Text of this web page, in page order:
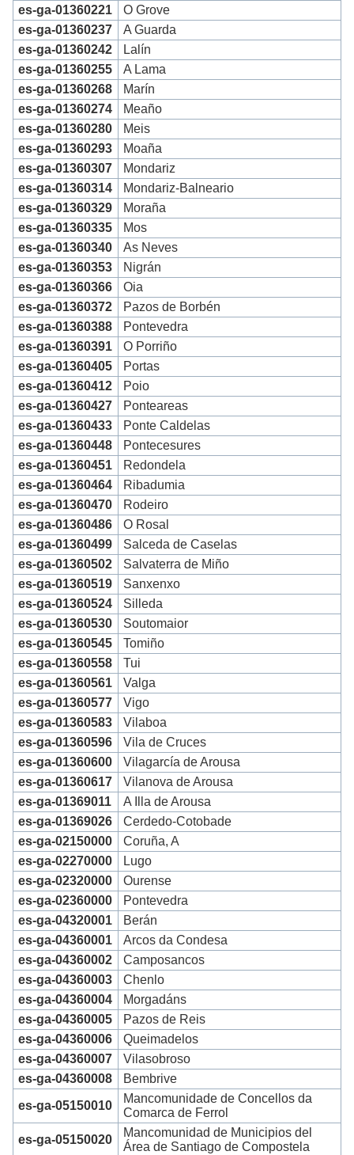
es-ga-01360221
O Grove
es-ga-01360237
A Guarda
es-ga-01360242
Lalín
es-ga-01360255
A Lama
es-ga-01360268
Marín
es-ga-01360274
Meaño
es-ga-01360280
Meis
es-ga-01360293
Moaña
es-ga-01360307
Mondariz
es-ga-01360314
Mondariz-Balneario
es-ga-01360329
Moraña
es-ga-01360335
Mos
es-ga-01360340
As Neves
es-ga-01360353
Nigrán
es-ga-01360366
Oia
es-ga-01360372
Pazos de Borbén
es-ga-01360388
Pontevedra
es-ga-01360391
O Porriño
es-ga-01360405
Portas
es-ga-01360412
Poio
es-ga-01360427
Ponteareas
es-ga-01360433
Ponte Caldelas
es-ga-01360448
Pontecesures
es-ga-01360451
Redondela
es-ga-01360464
Ribadumia
es-ga-01360470
Rodeiro
es-ga-01360486
O Rosal
es-ga-01360499
Salceda de Caselas
es-ga-01360502
Salvaterra de Miño
es-ga-01360519
Sanxenxo
es-ga-01360524
Silleda
es-ga-01360530
Soutomaior
es-ga-01360545
Tomiño
es-ga-01360558
Tui
es-ga-01360561
Valga
es-ga-01360577
Vigo
es-ga-01360583
Vilaboa
es-ga-01360596
Vila de Cruces
es-ga-01360600
Vilagarcía de Arousa
es-ga-01360617
Vilanova de Arousa
es-ga-01369011
A Illa de Arousa
es-ga-01369026
Cerdedo-Cotobade
es-ga-02150000
Coruña, A
es-ga-02270000
Lugo
es-ga-02320000
Ourense
es-ga-02360000
Pontevedra
es-ga-04320001
Berán
es-ga-04360001
Arcos da Condesa
es-ga-04360002
Camposancos
es-ga-04360003
Chenlo
es-ga-04360004
Morgadáns
es-ga-04360005
Pazos de Reis
es-ga-04360006
Queimadelos
es-ga-04360007
Vilasobroso
es-ga-04360008
Bembrive
es-ga-05150010
Mancomunidade de Concellos da
Comarca de Ferrol
es-ga-05150020
Mancomunidad de Municipios del
Área de Santiago de Compostela